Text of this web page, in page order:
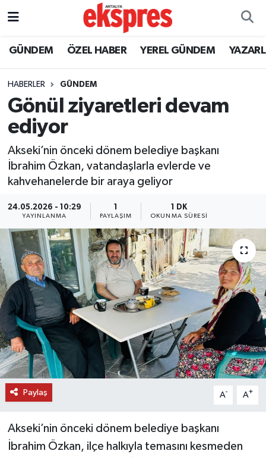
GÜNDEM ÖZEL HABER YEREL GÜNDEM
HABERLER GÜNDEM
Gönül ziyaretleri devam
ediyor
Akseki’nin önceki dönem belediye başkanı
İbrahim Özkan, vatandaşlarla evlerde ve
kahvehanelerde bir araya geliyor
24.05.2026 - 10:29
YAYINLANMA
1
PAYLAŞIM
1 DK
OKUNMA SÜRESI
Paylaş A- A+
Akseki’nin önceki dönem belediye başkanı
İbrahim Özkan, ilçe halkıyla temasını kesmeden
ÖZEL HABER
YEREL GÜNDEM
EKONOMİ
KÜLTÜR - SANAT
SİYASET
SAĞLIK
DÜNYA
EĞİTİM
TURİZM
RÖPORTAJ
YAZARLAR
Nöbetçi Eczaneler
Trafik Durumu
Süper Lig Puan Durumu ve Fikstür
Tüm Manşetler
Haber Arşivi